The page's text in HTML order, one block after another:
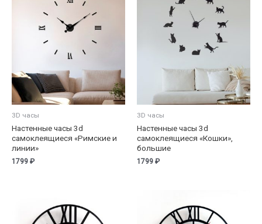
3D часы
Настенные часы 3d
самоклеящиеся «Римские и
линии»
1799 ₽
3D часы
Настенные часы 3d
самоклеящиеся «Кошки»,
большие
1799 ₽